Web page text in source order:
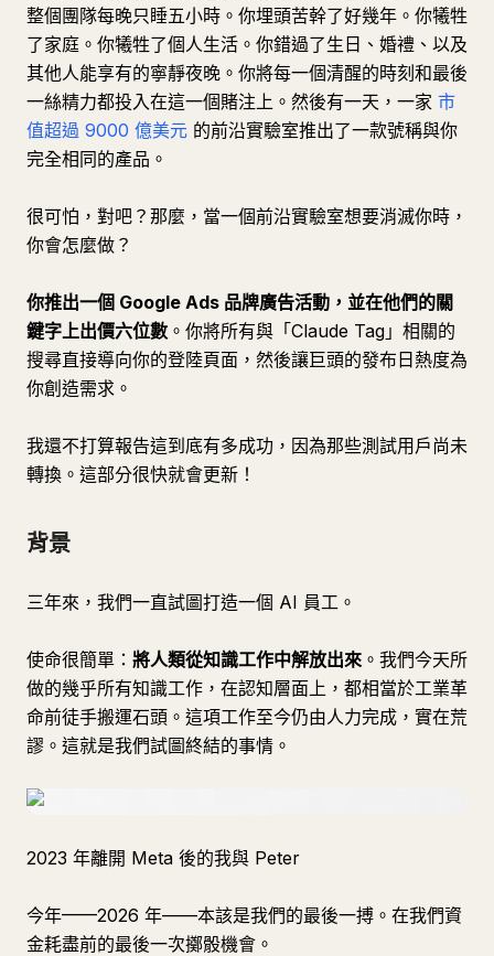
整個團隊每晚只睡五小時。你埋頭苦幹了好幾年。你犧牲
了家庭。你犧牲了個人生活。你錯過了生日、婚禮、以及
其他人能享有的寧靜夜晚。你將每一個清醒的時刻和最後
一絲精力都投入在這一個賭注上。然後有一天，一家 市
值超過 9000 億美元 的前沿實驗室推出了一款號稱與你
完全相同的產品。
很可怕，對吧？那麼，當一個前沿實驗室想要消滅你時，
你會怎麼做？
你推出一個 Google Ads 品牌廣告活動，並在他們的關
鍵字上出價六位數 。你將所有與「Claude Tag」相關的
搜尋直接導向你的登陸頁面，然後讓巨頭的發布日熱度為
你創造需求。
我還不打算報告這到底有多成功，因為那些測試用戶尚未
轉換。這部分很快就會更新！
背景
三年來，我們一直試圖打造一個 AI 員工。
使命很簡單： 將人類從知識工作中解放出來 。我們今天所
做的幾乎所有知識工作，在認知層面上，都相當於工業革
命前徒手搬運石頭。這項工作至今仍由人力完成，實在荒
謬。這就是我們試圖終結的事情。
2023 年離開 Meta 後的我與 Peter
今年——2026 年——本該是我們的最後一搏。在我們資
金耗盡前的最後一次擲骰機會。